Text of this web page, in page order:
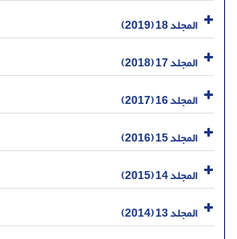
المجلد 18 (2019)
المجلد 17 (2018)
المجلد 16 (2017)
المجلد 15 (2016)
المجلد 14 (2015)
المجلد 13 (2014)